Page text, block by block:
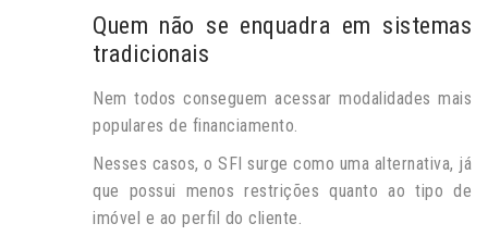
Quem não se enquadra em sistemas
tradicionais
Nem todos conseguem acessar modalidades mais
populares de financiamento.
Nesses casos, o SFI surge como uma alternativa, já
que possui menos restrições quanto ao tipo de
imóvel e ao perfil do cliente.